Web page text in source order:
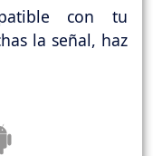
con tu
la señal, haz